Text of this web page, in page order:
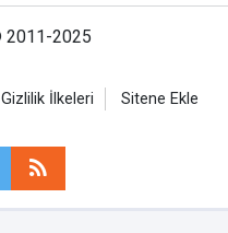
2011-2025
Gizlilik İlkeleri Sitene Ekle